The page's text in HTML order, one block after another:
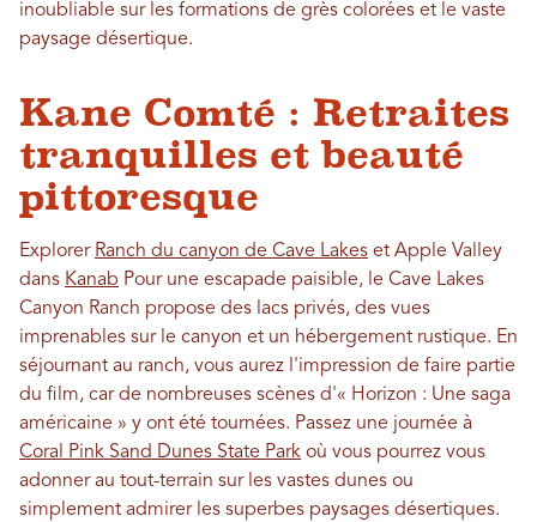
inoubliable sur les formations de grès colorées et le vaste
paysage désertique.
Kane Comté : Retraites
tranquilles et beauté
pittoresque
Explorer Ranch du canyon de Cave Lakes et Apple Valley
dans Kanab Pour une escapade paisible, le Cave Lakes
Canyon Ranch propose des lacs privés, des vues
imprenables sur le canyon et un hébergement rustique. En
séjournant au ranch, vous aurez l'impression de faire partie
du film, car de nombreuses scènes d'« Horizon : Une saga
américaine » y ont été tournées. Passez une journée à
Coral Pink Sand Dunes State Park où vous pourrez vous
adonner au tout-terrain sur les vastes dunes ou
simplement admirer les superbes paysages désertiques.